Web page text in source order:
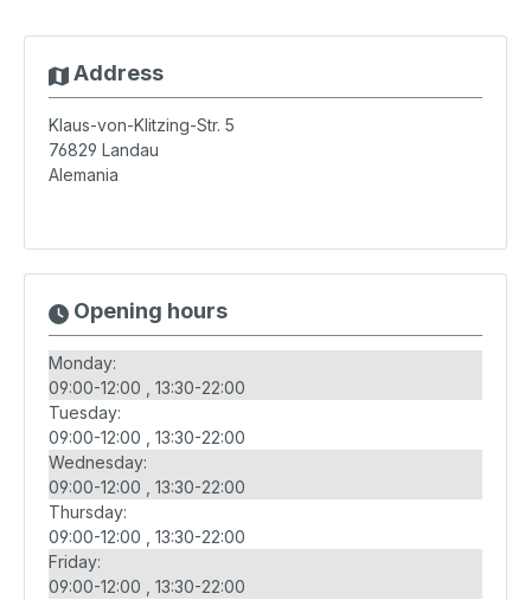
Address
Klaus-von-Klitzing-Str. 5
76829 Landau
Alemania
Opening hours
Monday:
09:00-12:00
13:30-22:00
Tuesday:
09:00-12:00
13:30-22:00
Wednesday:
09:00-12:00
13:30-22:00
Thursday:
09:00-12:00
13:30-22:00
Friday:
09:00-12:00
13:30-22:00